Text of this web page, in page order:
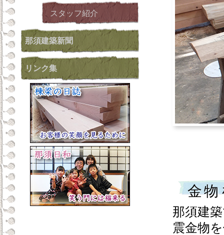
スタッフ紹介
那須建築新聞
リンク集
金
那須建
震金物